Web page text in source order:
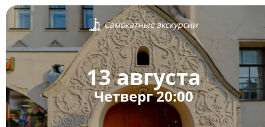
Самокатные экскурсии
13 августа
Четверг 20:00